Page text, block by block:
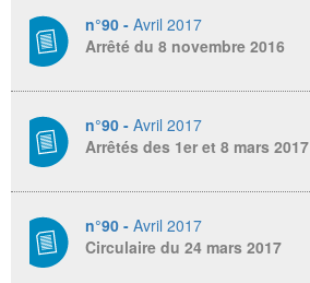
n°90 - Avril 2017
Arrêté du 8 novembre 2016
n°90 - Avril 2017
Arrêtés des 1er et 8 mars 2017
n°90 - Avril 2017
Circulaire du 24 mars 2017